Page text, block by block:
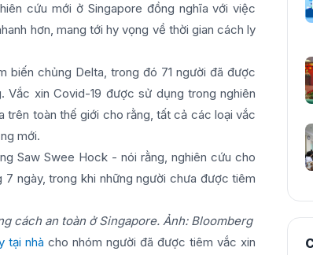
cứu mới ở Singapore đồng nghĩa với việc
hơn, mang tới hy vọng về thời gian cách ly
biến chủng Delta, trong đó 71 người đã được
xin Covid-19 được sử dụng trong nghiên
trên toàn thế giới cho rằng, tất cả các loại vắc
mới.
Saw Swee Hock - nói rằng, nghiên cứu cho
ngày, trong khi những người chưa được tiêm
cách an toàn ở Singapore. Ảnh: Bloomberg
tại nhà cho nhóm người đã được tiêm vắc xin